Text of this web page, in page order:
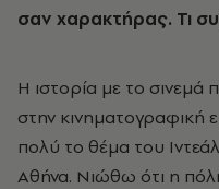
σαν χαρακτήρας. Τι
Η ιστορία με το
στην κινηματογραφική
πολύ το θέμα του
Αθήνα. Νιώθω ότι η πόλη